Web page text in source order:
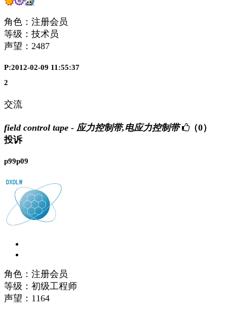
角色：注册会员
等级：技术员
声望： 2487
P:2012-02-09 11:55:37
2
交流
field control tape - 应力控制带,电应力控制带
（0）
投诉
p99p09
角色：注册会员
等级：初级工程师
声望： 1164